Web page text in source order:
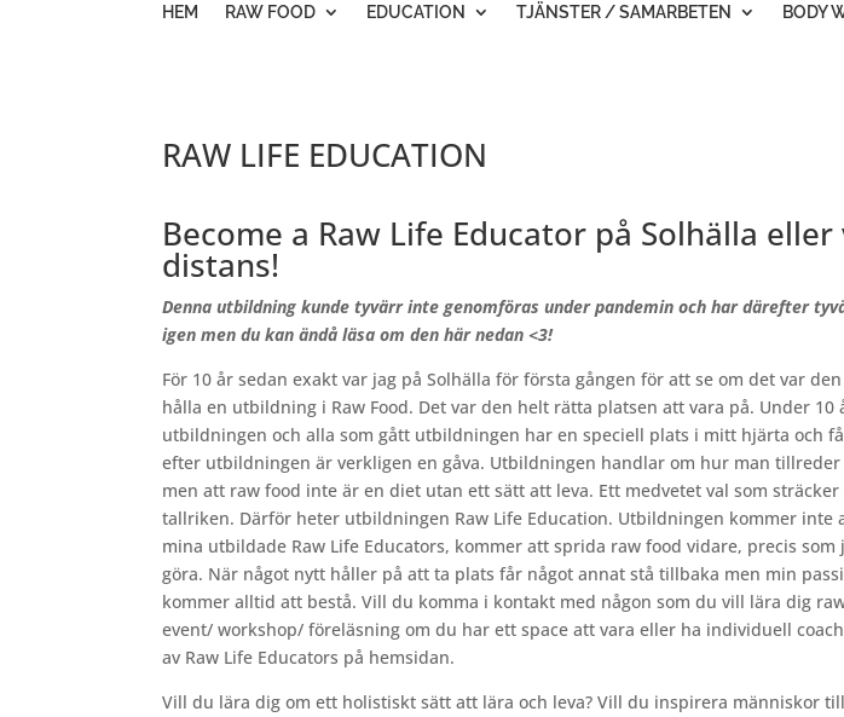
HEM RAW FOOD EDUCATION TJÄNSTER / SAMARBETEN BODY
RAW LIFE EDUCATION
Become a Raw Life Educator på Solhälla eller
distans!
Denna utbildning kunde tyvärr inte genomföras under pandemin och har därefter
igen men du kan ändå läsa om den här nedan <3!
För 10 år sedan exakt var jag på Solhälla för första gången för att se om det var
hålla en utbildning i Raw Food. Det var den helt rätta platsen att vara på. Under 10
utbildningen och alla som gått utbildningen har en speciell plats i mitt hjärta och
efter utbildningen är verkligen en gåva. Utbildningen handlar om hur man
men att raw food inte är en diet utan ett sätt att leva. Ett medvetet val som
tallriken. Därför heter utbildningen Raw Life Education. Utbildningen kommer inte
mina utbildade Raw Life Educators, kommer att sprida raw food vidare, precis som
göra. När något nytt håller på att ta plats får något annat stå tillbaka men min
kommer alltid att bestå. Vill du komma i kontakt med någon som du vill lära dig
event/ workshop/ föreläsning om du har ett space att vara eller ha individuell
av Raw Life Educators på hemsidan.
Vill du lära dig om ett holistiskt sätt att lära och leva? Vill du inspirera människor